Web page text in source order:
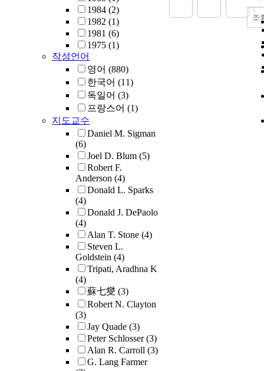
1984 (2)
1982 (1)
1981 (6)
1975 (1)
작성언어
영어 (880)
한국어 (11)
독일어 (3)
프랑스어 (1)
지도교수
Daniel M. Sigman
(6)
Joel D. Blum (5)
Robert F.
Anderson (4)
Donald L. Sparks
(4)
Donald J. DePaolo
(4)
Alan T. Stone (4)
Steven L.
Goldstein (4)
Tripati, Aradhna K
(4)
蘇七燮 (3)
Robert N. Clayton
(3)
Jay Quade (3)
Peter Schlosser(3)
Alan R. Carroll (3)
G. Lang Farmer
are
dissolve.
a sulfate
may
87Sr/86Sr
Great
were
organism
Lennard
secular
for
chapter
of the F-F
inert and
wetting.
employed
thermal
the phase
(mostly in
hydrology
portion of
rate of
zones of
to the
between
with the
surface on
level is
조